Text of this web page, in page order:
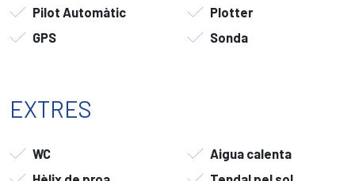
Pilot Automàtic
Plotter
GPS
Sonda
EXTRES
WC
Aigua calenta